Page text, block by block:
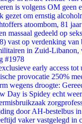
is volgens OM geen
gezet om ernstig
atoombom, 81
massaal gedeeld op
vast op verdenking van
in Zuid-Libanon,
#1978
early access
provocatie 250%
wegens droogte:
Day is Spidey echt
door AH-bestelbus
vaker vastgelegd in